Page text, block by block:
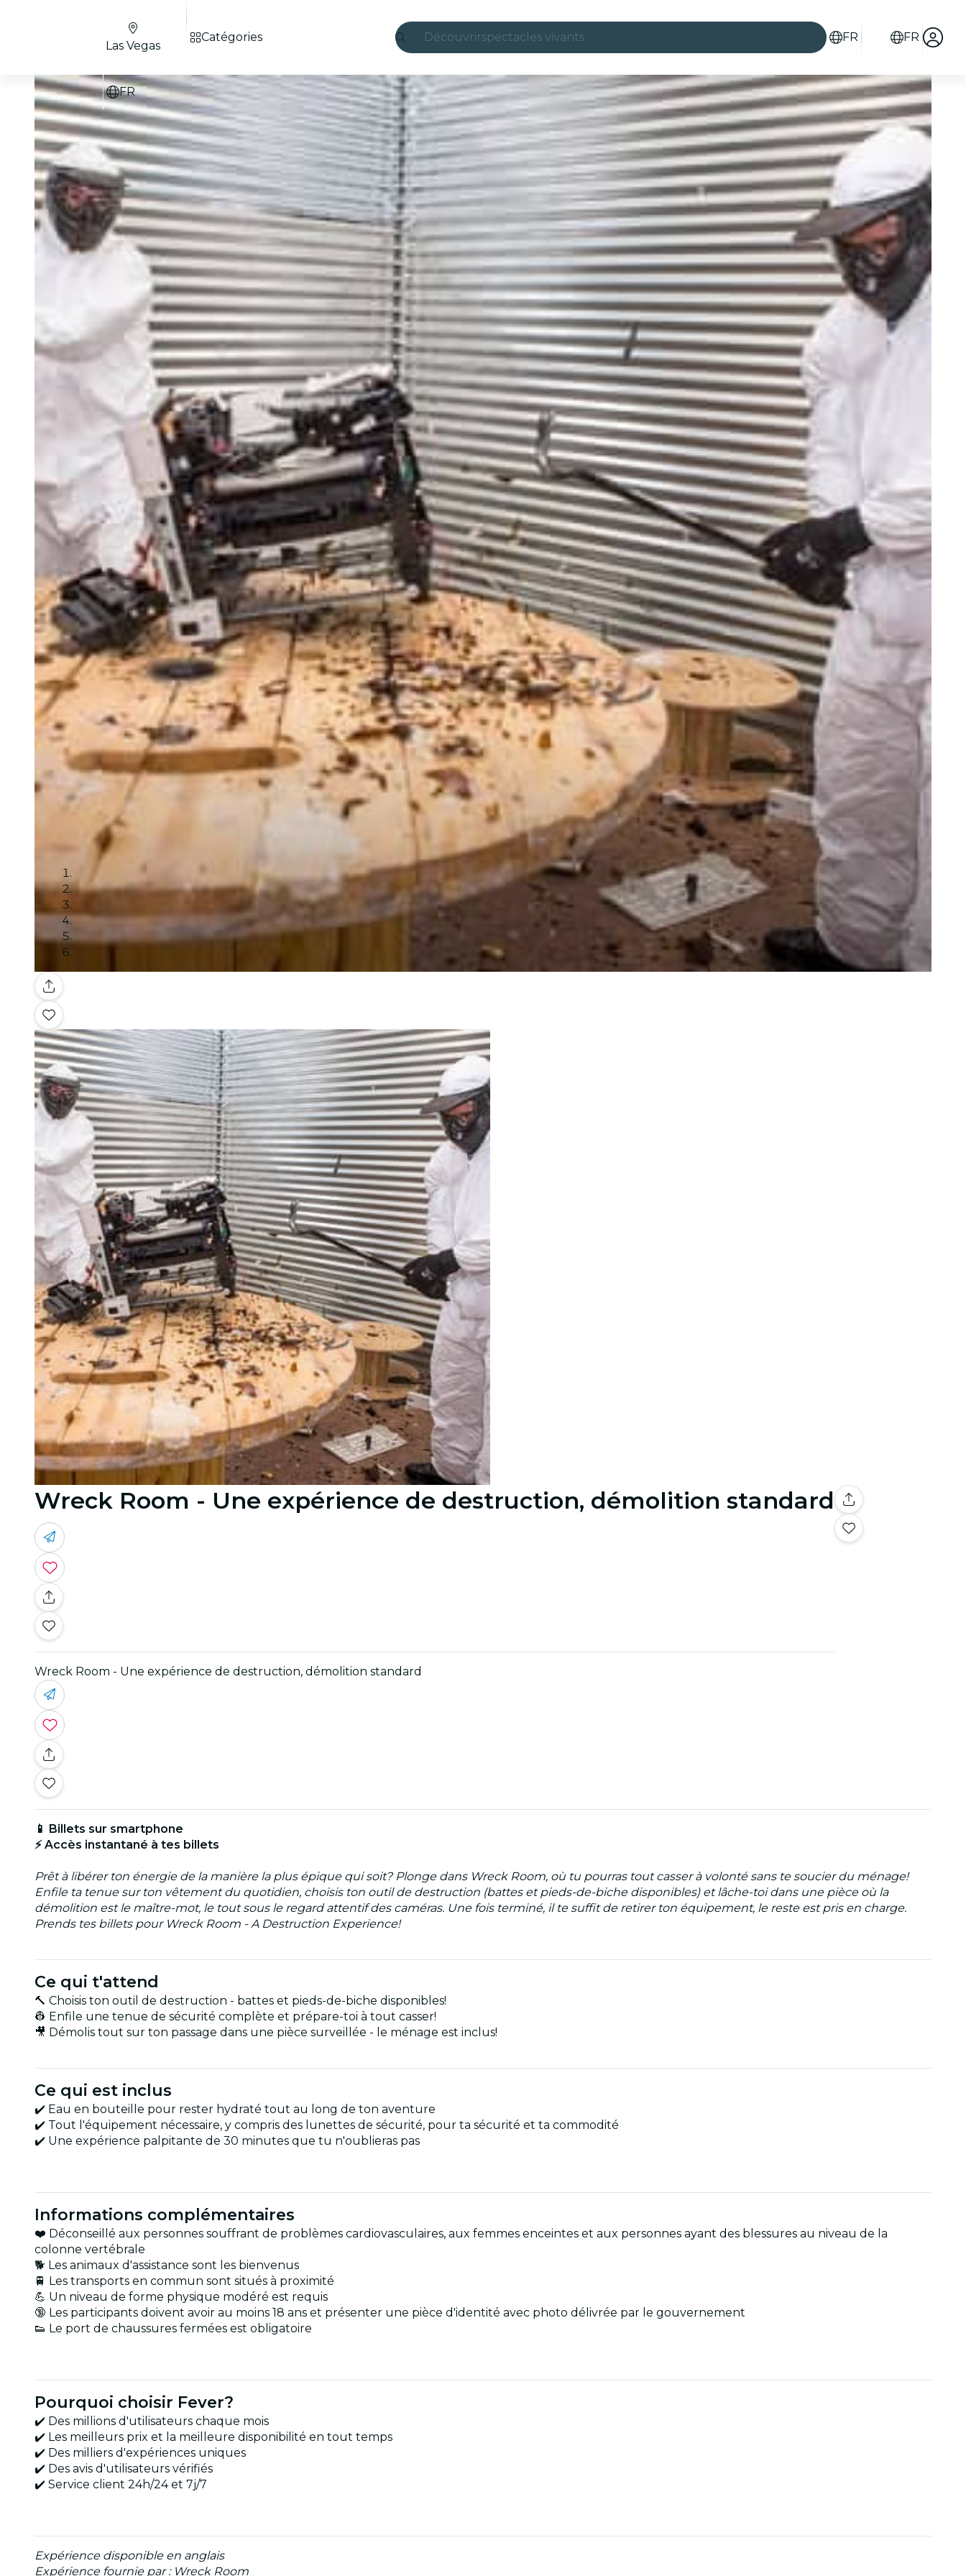
Découvrirspectacles vivants
Candlelight
Londres
expériences et villes
São Paulo
expositions
Séoul
visites urbaines
concerts
restaurants
cinéma
FR FR
Las Vegas
FR
Catégories
Galerie
Wreck Room - Une expérience de destruction, démolition standard
Wreck Room - Une expérience de destruction, démolition standard
📱 Billets sur smartphone
⚡ Accès instantané à tes billets
Prêt à libérer ton énergie de la manière la plus épique qui soit? Plonge dans Wreck Room, où tu pourras tout casser à volonté sans te soucier du ménage!
Enfile ta tenue sur ton vêtement du quotidien, choisis ton outil de destruction (battes et pieds-de-biche disponibles) et lâche-toi dans une pièce où la
démolition est le maître-mot, le tout sous le regard attentif des caméras. Une fois terminé, il te suffit de retirer ton équipement, le reste est pris en charge.
Prends tes billets pour Wreck Room - A Destruction Experience!
Ce qui t'attend
🔨 Choisis ton outil de destruction - battes et pieds-de-biche disponibles!
👷 Enfile une tenue de sécurité complète et prépare-toi à tout casser!
🎥 Démolis tout sur ton passage dans une pièce surveillée - le ménage est inclus!
Ce qui est inclus
✔️ Eau en bouteille pour rester hydraté tout au long de ton aventure
✔️ Tout l'équipement nécessaire, y compris des lunettes de sécurité, pour ta sécurité et ta commodité
✔️ Une expérience palpitante de 30 minutes que tu n'oublieras pas
Informations complémentaires
❤️ Déconseillé aux personnes souffrant de problèmes cardiovasculaires, aux femmes enceintes et aux personnes ayant des blessures au niveau de la
colonne vertébrale
🐕 Les animaux d'assistance sont les bienvenus
🚆 Les transports en commun sont situés à proximité
💪 Un niveau de forme physique modéré est requis
🔞 Les participants doivent avoir au moins 18 ans et présenter une pièce d'identité avec photo délivrée par le gouvernement
👟 Le port de chaussures fermées est obligatoire
Pourquoi choisir Fever?
✔️ Des millions d'utilisateurs chaque mois
✔️ Les meilleurs prix et la meilleure disponibilité en tout temps
✔️ Des milliers d'expériences uniques
✔️ Des avis d'utilisateurs vérifiés
✔️ Service client 24h/24 et 7j/7
Expérience disponible en anglais
Expérience fournie par : Wreck Room